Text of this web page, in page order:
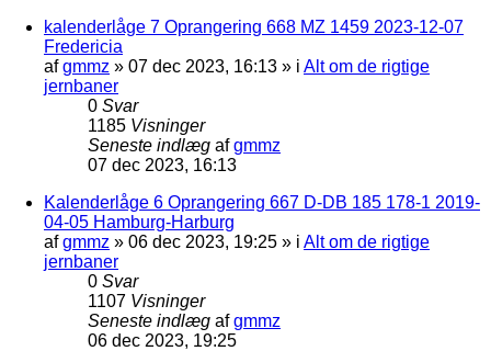
kalenderlåge 7 Oprangering 668 MZ 1459 2023-12-07
Fredericia
afgmmz » 07 dec 2023, 16:13 » i Alt om de rigtige
jernbaner
0 Svar
1185 Visninger
Seneste indlæg afgmmz
07 dec 2023, 16:13
Kalenderlåge 6 Oprangering 667 D-DB 185 178-1 2019-
04-05 Hamburg-Harburg
afgmmz » 06 dec 2023, 19:25 » i Alt om de rigtige
jernbaner
0 Svar
1107 Visninger
Seneste indlæg afgmmz
06 dec 2023, 19:25